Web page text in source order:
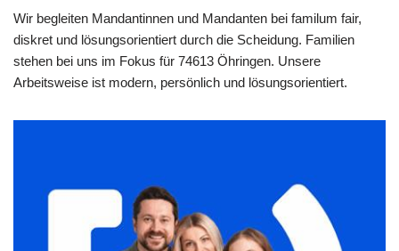
Wir begleiten Mandantinnen und Mandanten bei familum fair,
diskret und lösungsorientiert durch die Scheidung. Familien
stehen bei uns im Fokus für 74613 Öhringen. Unsere
Arbeitsweise ist modern, persönlich und lösungsorientiert.